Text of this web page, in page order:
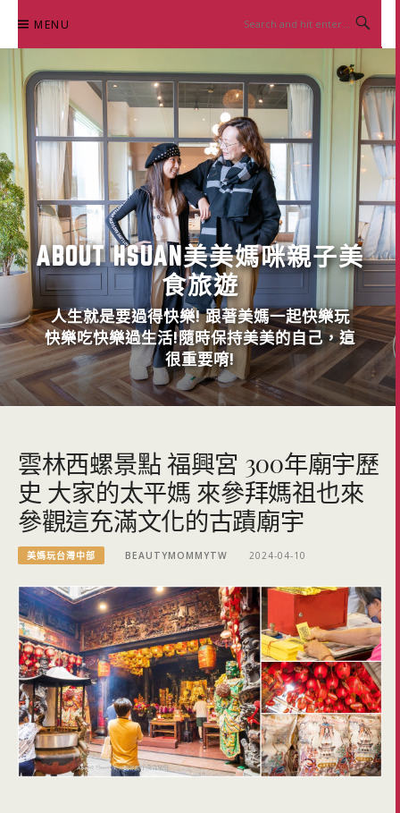
content
MENU
ABOUT HSUAN美美媽咪親子美
食旅遊
人生就是要過得快樂! 跟著美媽一起快樂玩
快樂吃快樂過生活!隨時保持美美的自己，這
很重要唷!
雲林西螺景點 福興宮 300年廟宇歷
史 大家的太平媽 來參拜媽祖也來
參觀這充滿文化的古蹟廟宇
美媽玩台灣中部 BEAUTYMOMMYTW 2024-04-10